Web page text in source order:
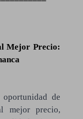
Mejor Precio:
de
mejor precio,